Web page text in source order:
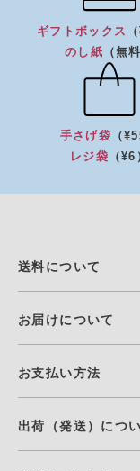
ギフトボックス
のし紙 （無
手さげ袋 （
レジ袋 （¥6
送料について
お届けについて
お支払い方法
出荷（発送）につ